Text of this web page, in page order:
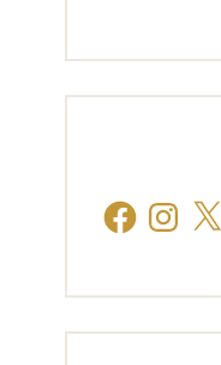
FacebookInstagram
X